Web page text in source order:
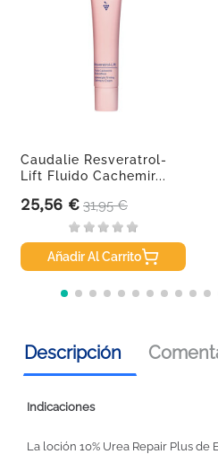
Caudalie Resveratrol-
Lift Fluido Cachemir...
Precio
25,56 € Precio base
31,95 €
Añadir Al Carrito
Descripción
Indicaciones
La loción 10% Urea Repair Plus